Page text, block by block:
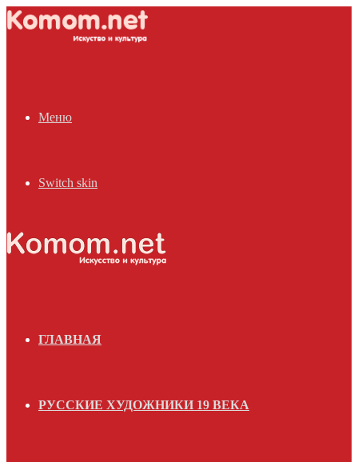
Меню
Switch skin
ГЛАВНАЯ
РУССКИЕ ХУДОЖНИКИ 19 ВЕКА